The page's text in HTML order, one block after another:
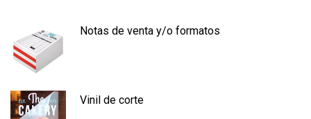
Notas de venta y/o formatos
Vinil de corte